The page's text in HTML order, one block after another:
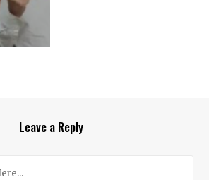
Leave a Reply